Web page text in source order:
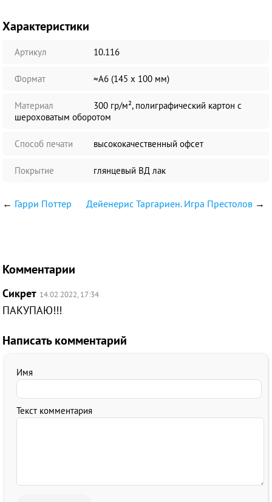
Характеристики
Артикул 10.116
Формат ≈А6 (145 х 100 мм)
Материал
300 гр/м², полиграфический картон с
шероховатым оборотом
Способ печати высококачественный офсет
Покрытие глянцевый ВД лак
← Гарри Поттер Дейенерис Таргариен. Игра Престолов →
Комментарии
Сикрет 14.02.2022, 17:34
ПАКУПАЮ!!!
Написать комментарий
Имя
Текст комментария